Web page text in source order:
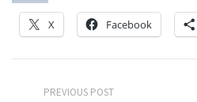
X Facebook
PREVIOUS POST